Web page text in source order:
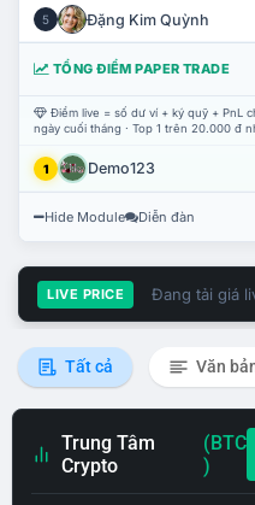
5 Đặng Kim Quỳnh
TỔNG ĐIỂM PAPER TRADE
Điểm live = số dư ví + ký quỹ + PnL
ngày cuối tháng · Top 1 trên 20.000 đ
1 Demo123
Hide Module Diễn đàn
LIVE PRICE Đang tải giá
Tất cả Văn
Trung Tâm
Crypto
(BTC
)